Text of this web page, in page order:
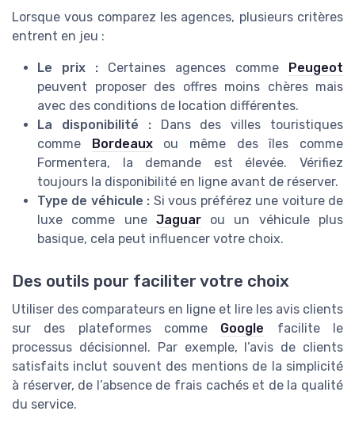
Lorsque vous comparez les agences, plusieurs critères
entrent en jeu :
Le prix : Certaines agences comme
Peugeot
peuvent proposer des offres moins chères mais
avec des conditions de location différentes.
La disponibilité :Dans des villes touristiques
comme
Bordeauxou même des îles comme
Formentera, la demande est élevée. Vérifiez
toujours la disponibilité en ligne avant de réserver.
Type de véhicule : Si vous préférez une voiture de
luxe comme une Jaguarou un véhicule plus
basique, cela peut influencer votre choix.
Des outils pour faciliter votre choix
Utiliser des comparateurs en ligne et lire les avis clients
sur des plateformes comme Google facilite le
processus décisionnel. Par exemple, l’avis de clients
satisfaits inclut souvent des mentions de la simplicité
à réserver, de l’absence de frais cachés et de la qualité
du service.